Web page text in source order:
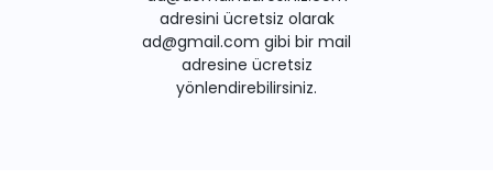
adresini ücretsiz olarak
ad@gmail.com gibi bir mail
adresine ücretsiz
yönlendirebilirsiniz.